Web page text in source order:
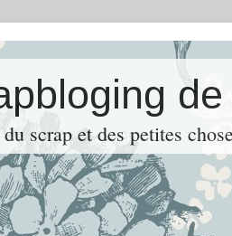
scrap et des petites